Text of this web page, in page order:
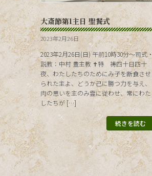
大斎節第1主日 聖餐式
2023年2月26日
2023年2月26日(日) 午前10時30分〜司式・
説教：中村 豊主教 ✝特 祷四十日四十
夜、わたしたちのためにみ子を断食させ
られた主よ、どうか己に勝つ力を与え、
肉の思いを主のみ霊に従わせ、常にわた
したちが […]
続きを読む